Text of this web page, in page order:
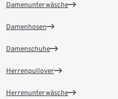
Damenunterwäsche
Damenhosen
Damenschuhe
Herrenpullover
Herrenunterwäsche